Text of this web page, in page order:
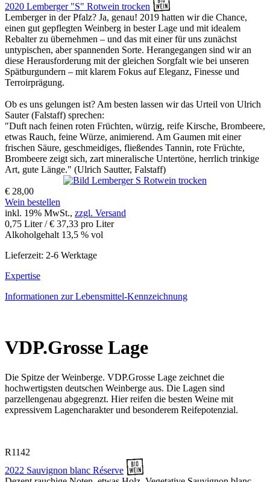
2020 Lemberger "S" Rotwein trocken
Lemberger in der Pfalz? Ja, genau! 2019 hatten wir die Chance,
einen gut gepflegten Weinberg in bester Lage und mit idealem
Rebalter zu übernehmen – und das mit einer für uns zunächst
untypischen, aber spannenden Sorte. Herangegangen sind wir an
diese Herausforderung mit der gleichen Sorgfalt wie bei unseren
Spätburgundern – mit klarem Fokus auf Eleganz, Finesse und
Terroirprägung.
Ob es uns gelungen ist? Am besten lassen wir das Urteil von Ulrich
Sauter (Falstaff) sprechen:
"Duft nach feinen roten Früchten, würzig, reife Kirsche, Brombeere,
etwas Rauch, feine Würze, animierend. Am Gaumen mit einer
frischen Säure, geschmeidiges, fließendes Tannin, rote Früchte,
Brombeere zeigt sich, zart mineralische Untertöne, herrlich trinkige
Art, gute Länge." (Ulrich Sautter, Falstaff)
€ 28,00
Wein bestellen
inkl. 19% MwSt., zzgl. Versand
0,75 Liter / € 37,33 pro Liter
Alkoholgehalt 13,5 % vol
Lieferzeit: 2-6 Werktage
Expertise
Informationen zurLebensmittel-Kennzeichnung
VDP.Grosse Lage
Die Spitze der Weinberge. VDP.Grosse Lage zeichnet die
hochwertigsten deutschen Weinberge aus. Die Lagen sind
parzellengenau abgegrenzt. Hier reifen die besten Weine mit
expressivem Lagencharakter und besonderem Reifepotenzial.
R1142
2022 Sauvignon blanc Réserve